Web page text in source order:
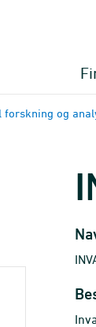
forskning og